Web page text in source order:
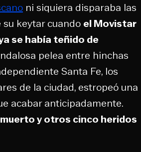
ni siquiera disparaba las
su keytarcuando el Movistar
se había teñido de
pelea entre hinchas
Santa Fe, los
de la ciudad, estropeó una
acabar anticipadamente.
y otros cinco heridos